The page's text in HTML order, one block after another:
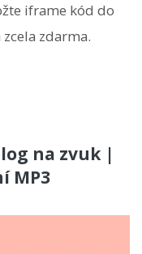
iframe kód do
zdarma.
na zvuk |
MP3